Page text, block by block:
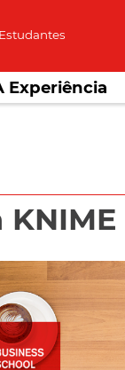
Estudantes
Experiência